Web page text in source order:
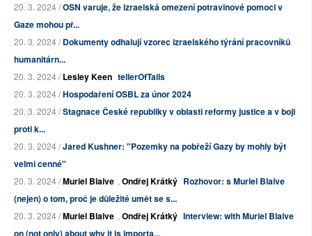
20. 3. 2024 /OSN varuje, že izraelská omezení potravinové pomoci v
Gaze mohou př...
20. 3. 2024 /Dokumenty odhalují vzorec izraelského týrání pracovníků
humanitárn...
20. 3. 2024 /Lesley Keen tellerOfTails
20. 3. 2024 /Hospodaření OSBL za únor 2024
20. 3. 2024 /Stagnace České republiky v oblasti reformy justice a v boji
proti k...
20. 3. 2024 /Jared Kushner: "Pozemky na pobřeží Gazy by mohly být
velmi cenné"
20. 3. 2024 /Muriel Blaive , Ondřej Krátký Rozhovor: s Muriel Blaive
(nejen) o tom, proč je důležité umět se s...
20. 3. 2024 /Muriel Blaive , Ondřej Krátký Interview: with Muriel Blaive
on (not only) about why it is importa...